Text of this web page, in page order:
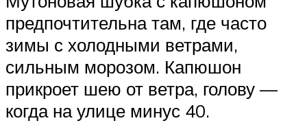
предпочтительна там, где часто
зимы с холодными ветрами,
сильным морозом. Капюшон
прикроет шею от ветра, голову —
когда на улице минус 40.